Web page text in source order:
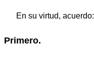
En su virtud, acuerdo:
Primero.